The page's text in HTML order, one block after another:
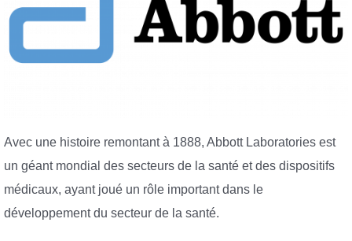
Avec une histoire remontant à 1888, Abbott Laboratories est
un géant mondial des secteurs de la santé et des dispositifs
médicaux, ayant joué un rôle important dans le
développement du secteur de la santé.